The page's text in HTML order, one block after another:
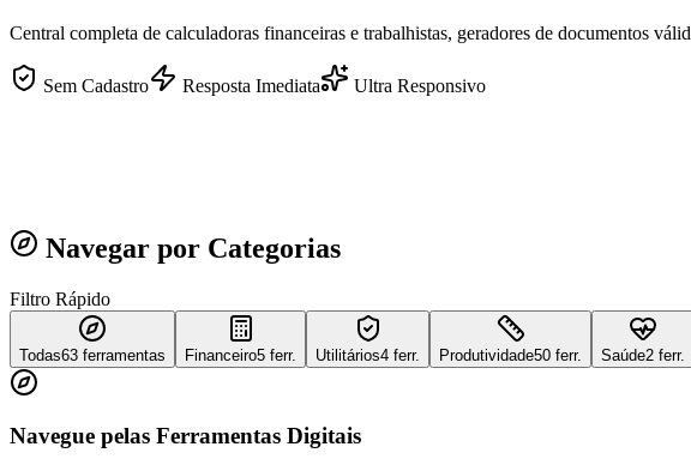
Central completa de calculadoras financeiras e trabalhistas, geradores de documentos
Sem Cadastro Resposta Imediata Ultra Responsivo
Navegar por Categorias
Filtro Rápido
Todas63 ferramentas Financeiro5 ferr. Utilitários4 ferr. Produtividade50 ferr. Saúde2 ferr.
Navegue pelas Ferramentas Digitais